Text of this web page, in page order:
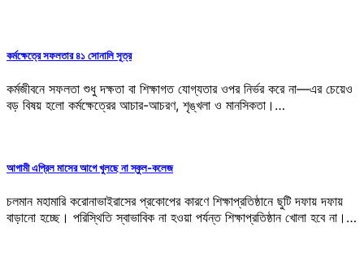
কর্মক্ষেত্রে সফলতার ৪১ সোনালি সূত্র
কর্মজীবনে সফলতা শুধু দক্ষতা বা শিক্ষাগত যোগ্যতার ওপর নির্ভর করে না—এর চেয়েও
বড় বিষয় হলো কর্মক্ষেত্রের আচার-আচরণ, শৃঙ্খলা ও মানসিকতা।…
আগামী এপ্রিল মাসের আগে খুলছে না স্কুল-কলেজ
চলমান মহামারি করোনাভাইরাসের প্রকোপের কারণে শিক্ষাপ্রতিষ্ঠানে ছুটি দফায় দফায়
বাড়ানো হচ্ছে। পরিস্থিতি স্বাভাবিক না হওয়া পর্যন্ত শিক্ষাপ্রতিষ্ঠান খোলা হবে না।…